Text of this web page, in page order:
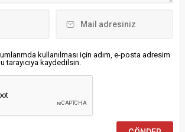
yönetmeni...
kullanılması için adım, e-posta adresim
tarayıcıya kaydedilsin.